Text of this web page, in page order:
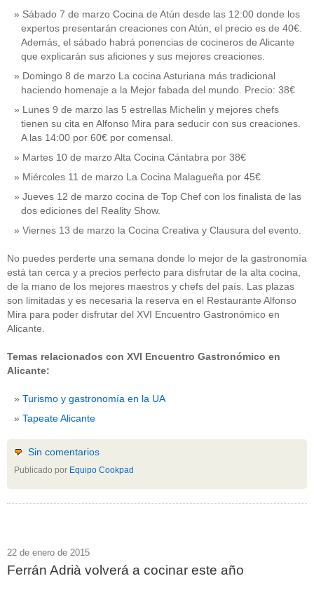
Sábado 7 de marzo Cocina de Atún desde las 12:00 donde los
expertos presentarán creaciones con Atún, el precio es de 40€.
Además, el sábado habrá ponencias de cocineros de Alicante
que explicarán sus aficiones y sus mejores creaciones.
Domingo 8 de marzo La cocina Asturiana más tradicional
haciendo homenaje a la Mejor fabada del mundo. Precio: 38€
Lunes 9 de marzo las 5 estrellas Michelin y mejores chefs
tienen su cita en Alfonso Mira para seducir con sus creaciones.
A las 14:00 por 60€ por comensal.
Martes 10 de marzo Alta Cocina Cántabra por 38€
Miércoles 11 de marzo La Cocina Malagueña por 45€
Jueves 12 de marzo cocina de Top Chef con los finalista de las
dos ediciones del Reality Show.
Viernes 13 de marzo la Cocina Creativa y Clausura del evento.
No puedes perderte una semana donde lo mejor de la gastronomía
está tan cerca y a precios perfecto para disfrutar de la alta cocina,
de la mano de los mejores maestros y chefs del país. Las plazas
son limitadas y es necesaria la reserva en el Restaurante Alfonso
Mira para poder disfrutar del XVI Encuentro Gastronómico en
Alicante.
Temas relacionados con XVI Encuentro Gastronómico en
Alicante:
Turismo y gastronomía en la UA
Tapeate Alicante
Sin comentarios
Publicado por Equipo Cookpad
22 de enero de 2015
Ferrán Adrià volverá a cocinar este año